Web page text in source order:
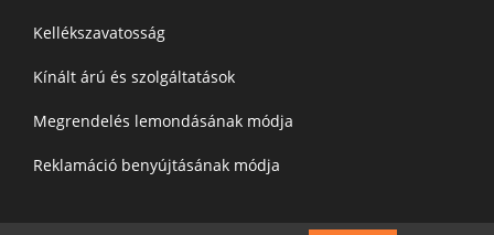
Kellékszavatosság
Kínált árú és szolgáltatások
Megrendelés lemondásának módja
Reklamáció benyújtásának módja